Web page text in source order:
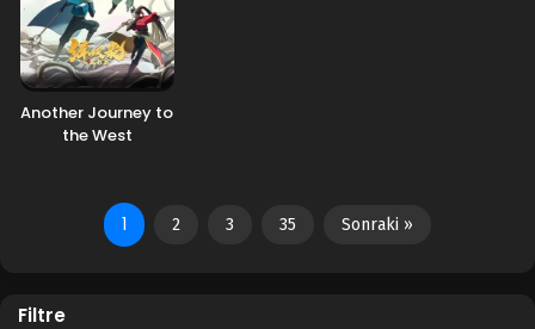
Another Journey to
the West
1 2 3 35 Sonraki »
Filtre